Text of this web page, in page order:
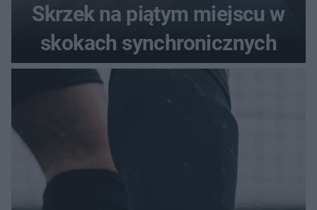
Skrzek na piątym miejscu w
skokach synchronicznych